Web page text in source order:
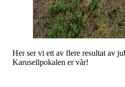
Her ser vi ett av flere resultat av
Karusellpokalen er vår!